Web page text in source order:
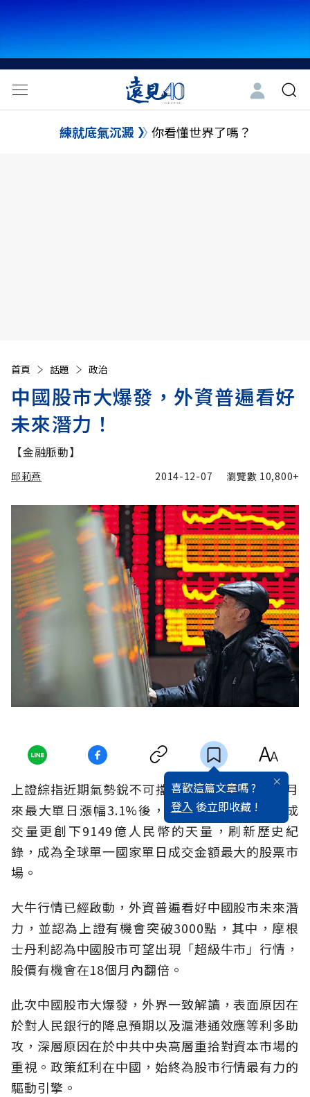
練就底氣沉澱 你看懂世界了嗎？
首頁 話題 政治
中國股市大爆發，外資普遍看好
未來潛力！
【金融脈動】
邱莉燕 2014-12-07 瀏覽數 10,800+
喜歡這篇文章嗎 ?
登入 後立即收藏 !
上證綜指近期氣勢銳不可擋，繼12月2日創15個月
來最大單日漲幅3.1%後，12月3日滬深兩市總成
交量更創下9149億人民幣的天量，刷新歷史紀
錄，成為全球單一國家單日成交金額最大的股票市
場。
大牛行情已經啟動，外資普遍看好中國股市未來潛
力，並認為上證有機會突破3000點，其中，摩根
士丹利認為中國股市可望出現「超級牛市」行情，
股價有機會在18個月內翻倍。
此次中國股市大爆發，外界一致解讀，表面原因在
於對人民銀行的降息預期以及滬港通效應等利多助
攻，深層原因在於中共中央高層重拾對資本市場的
重視。政策紅利在中國，始終為股市行情最有力的
驅動引擎。